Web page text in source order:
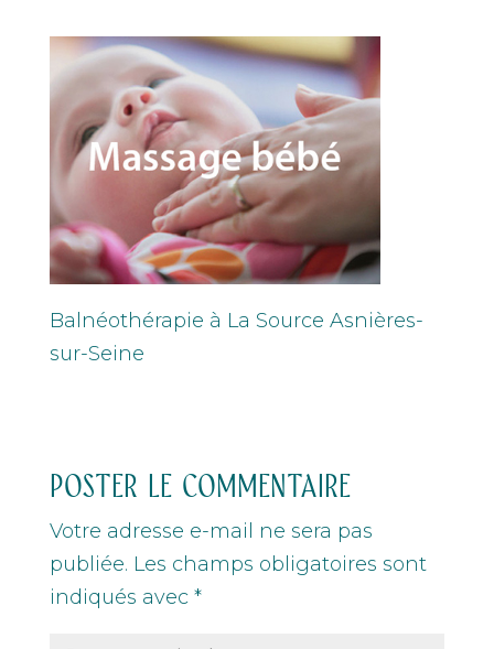
Balnéothérapie à La Source Asnières-
sur-Seine
POSTER LE COMMENTAIRE
Votre adresse e-mail ne sera pas
publiée. Les champs obligatoires sont
indiqués avec *